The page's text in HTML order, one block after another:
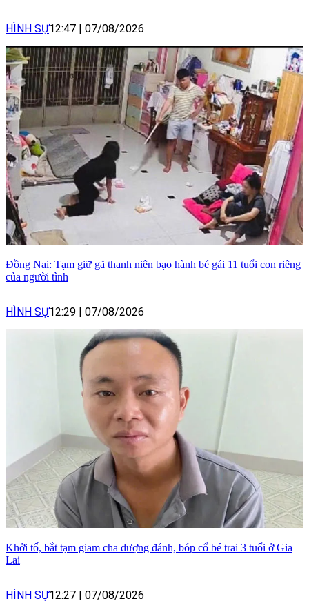
HÌNH SỰ12:47 | 07/08/2026
Đồng Nai: Tạm giữ gã thanh niên bạo hành bé gái 11 tuổi con riêng
của người tình
HÌNH SỰ12:29 | 07/08/2026
Khởi tố, bắt tạm giam cha dượng đánh, bóp cổ bé trai 3 tuổi ở Gia
Lai
HÌNH SỰ12:27 | 07/08/2026